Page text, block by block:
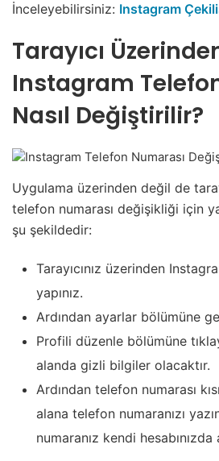
İnceleyebilirsiniz: Instagram
Tarayıcı
Instagram
Nasıl Değiştirilir?
Uygulama üzerinden değil de
telefon numarası değişikliği için
şu şekildedir:
Tarayıcınız üzerinden
yapınız.
Ardından ayarlar bölümüne
Profili düzenle bölümüne
alanda gizli bilgiler olacaktır.
Ardından telefon numarası
alana telefon numaranızı
numaranız kendi